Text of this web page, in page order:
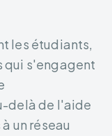
les étudiants,
qui s'engagent
delà de l'aide
un réseau